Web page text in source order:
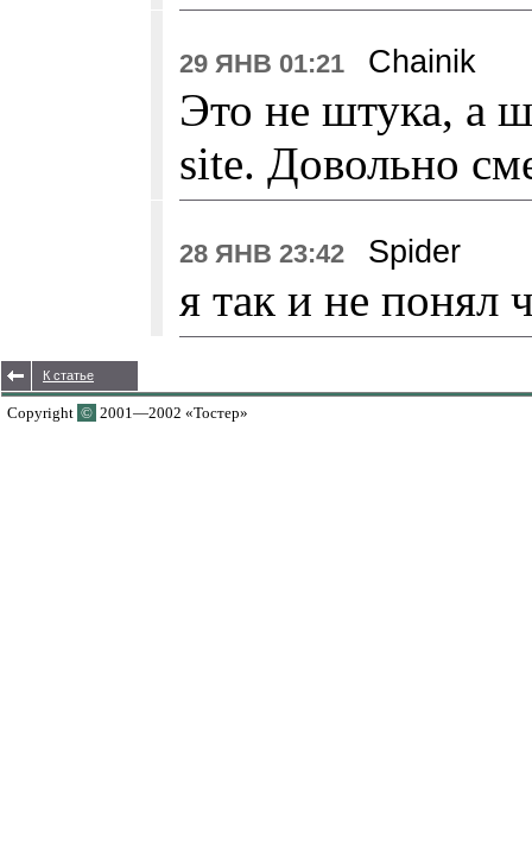
29 ЯНВ 01:21 Chainik
Это не штука, а
sitе. Довольно
28 ЯНВ 23:42 Spider
я так и не понял
К статье
Copyright © 2001—2002 «Тостер»